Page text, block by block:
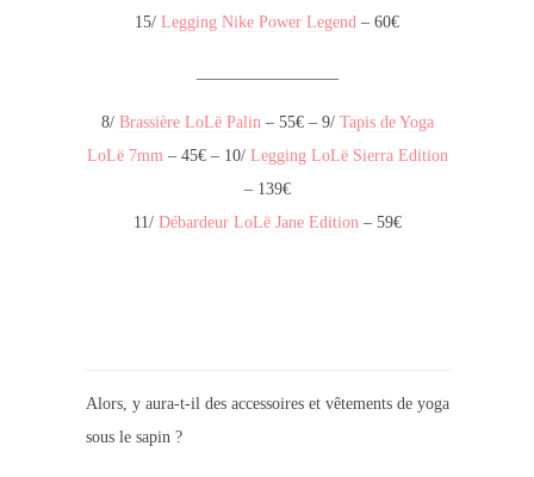
15/ Legging Nike Power Legend – 60€
8/ Brassière LoLë Palin– 55€ – 9/ Tapis de Yoga
LoLë 7mm– 45€ – 10/ Legging LoLë Sierra Edition
– 139€
11/ Débardeur LoLë Jane Edition– 59€
Alors, y aura-t-il des accessoires et vêtements de yoga
sous le sapin ?